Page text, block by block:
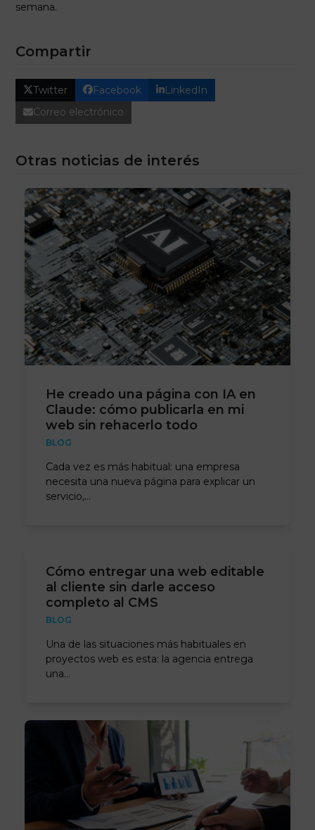
semana.
Compartir
Twitter Facebook
LinkedIn
Correo electrónico
Otras noticias de interés
He creado una página con IA en
Claude: cómo publicarla en mi
web sin rehacerlo todo
BLOG
Cada vez es más habitual: una empresa
necesita una nueva página para explicar un
servicio,…
Cómo entregar una web editable
al cliente sin darle acceso
completo al CMS
BLOG
Una de las situaciones más habituales en
proyectos web es esta: la agencia entrega
una…